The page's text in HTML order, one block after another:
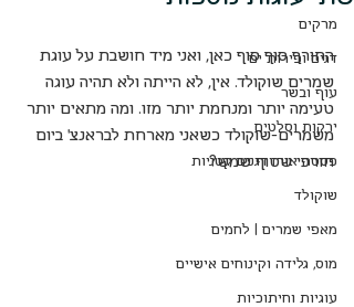
מרקים
דגים ופירות ים
עוף ובשר
ירקות וסלטים
פסטה אורז דגנים קטניות
שוקולד
מאפי שמרים | לחמים
מוס, גלידה וקינוחים אישיים
עוגיות וחיתוכיות
החורף סוף סוף כאן, ואני מיד חושבת על עוגת
שמרים שוקולד. אין, לא הייתה ולא תהיה עוגה
טעימה יותר ומנחמת יותר מזו. ומה מתאים יותר
משמרים-שוקולד כשאני מארחת לבראנצ' ביום
חורפי שטוף שמש?